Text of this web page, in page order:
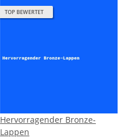
TOP BEWERTET
Hervorragender Bronze-
Lappen